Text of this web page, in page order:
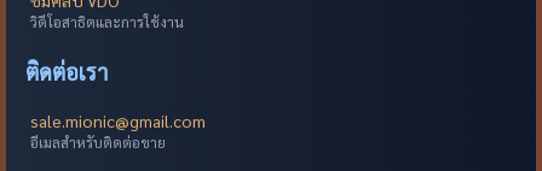
วิดีโอสาธิตและการใช้งาน
ติดต่อเรา
sale.mionic@gmail.com
อีเมลสำหรับติดต่อขาย